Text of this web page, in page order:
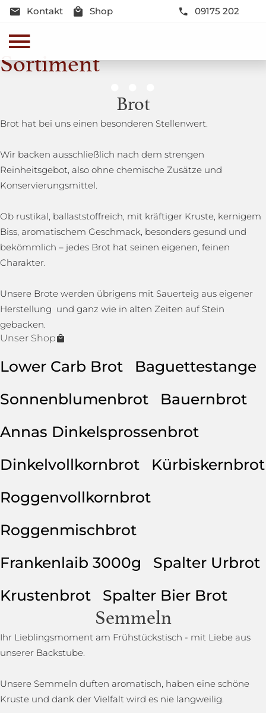
Kontakt Shop 09175 202
Sortiment
Genussmomente
Herzhaft oder süß - Beste Qualität und Frische sind
Brot
Brot hat bei uns einen besonderen Stellenwert.
Wir backen ausschließlich nach dem strengen
Reinheitsgebot, also ohne chemische Zusätze und
Konservierungsmittel.
Ob rustikal, ballaststoffreich, mit kräftiger Kruste, kernigem
Biss, aromatischem Geschmack, besonders gesund und
bekömmlich – jedes Brot hat seinen eigenen, feinen
Charakter.
Unsere Brote werden übrigens mit Sauerteig aus eigener
Herstellung und ganz wie in alten Zeiten auf Stein
gebacken.
Unser Shop
Lower Carb Brot
Baguettestange
Sonnenblumenbrot
Bauernbrot
Annas Dinkelsprossenbrot
Dinkelvollkornbrot
Kürbiskernbrot
Roggenvollkornbrot
Roggenmischbrot
Frankenlaib 3000g
Spalter Urbrot
Krustenbrot
Spalter Bier Brot
Semmeln
Ihr Lieblingsmoment am Frühstückstisch - mit Liebe aus
unserer Backstube.
Unsere Semmeln duften aromatisch, haben eine schöne
Kruste und dank der Vielfalt wird es nie langweilig.